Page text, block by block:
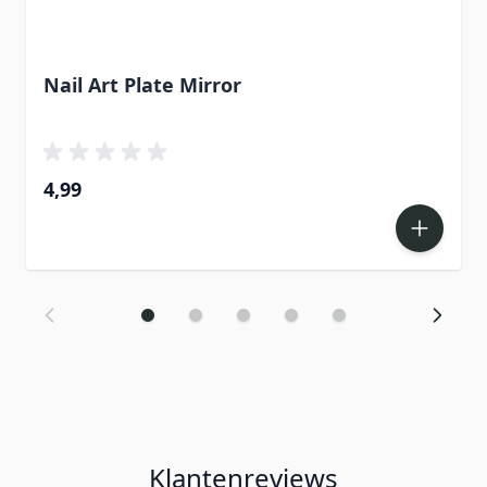
Nail Art Plate Mirror
4,99
Klantenreviews